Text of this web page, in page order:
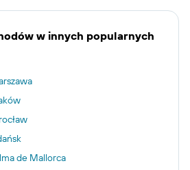
w innych popularnych
de Mallorca